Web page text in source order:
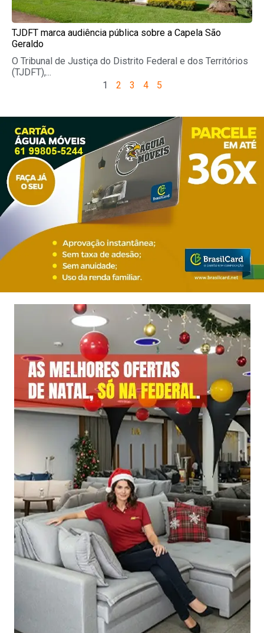
TJDFT marca audiência pública sobre a Capela São
Geraldo
O Tribunal de Justiça do Distrito Federal e dos Territórios
(TJDFT),...
1 2 3 4 5